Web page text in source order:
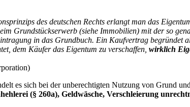
des deutschen Rechts erlangt man das
Grundstückserwerb (siehe Immobilien) mit der so
in das Grundbuch. Ein Kaufvertrag begründet
dem Käufer das Eigentum zu verschaffen, wirklich
es sich bei der unberechtigten Nutzung von Grund
(§ 260a), Geldwäsche, Verschleierung